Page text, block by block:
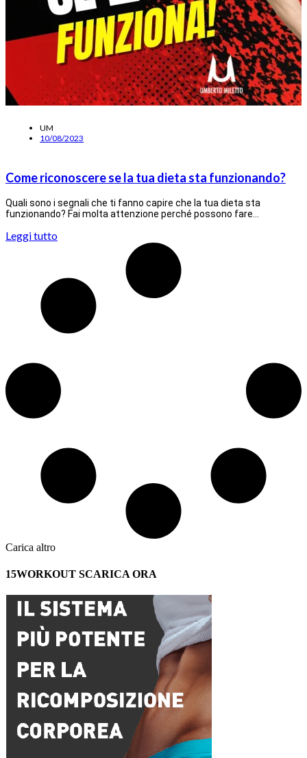
UM
10/08/2023
Come riconoscere se la tua dieta sta funzionando?
Quali sono i segnali che ti fanno capire che la tua dieta sta
funzionando? Fai molta attenzione perché possono fare…
Leggi tutto
Carica altro
15WORKOUT SCARICA ORA